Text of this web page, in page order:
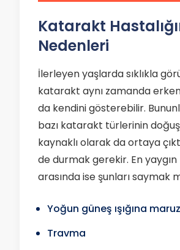
Katarakt
Nedenleri
İlerleyen yaşlarda sıklıkla
katarakt aynı zamanda
da kendini gösterebilir.
bazı katarakt türlerinin
kaynaklı olarak da ortaya
de durmak gerekir. En
arasında ise şunları saymak
Yoğun güneş ışığına
Travma